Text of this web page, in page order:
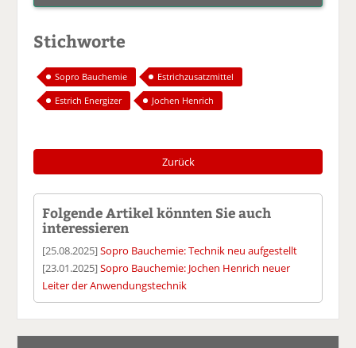
Stichworte
Sopro Bauchemie
Estrichzusatzmittel
Estrich Energizer
Jochen Henrich
Zurück
Folgende Artikel könnten Sie auch
interessieren
[25.08.2025]Sopro Bauchemie: Technik neu aufgestellt
[23.01.2025]Sopro Bauchemie: Jochen Henrich neuer
Leiter der Anwendungstechnik